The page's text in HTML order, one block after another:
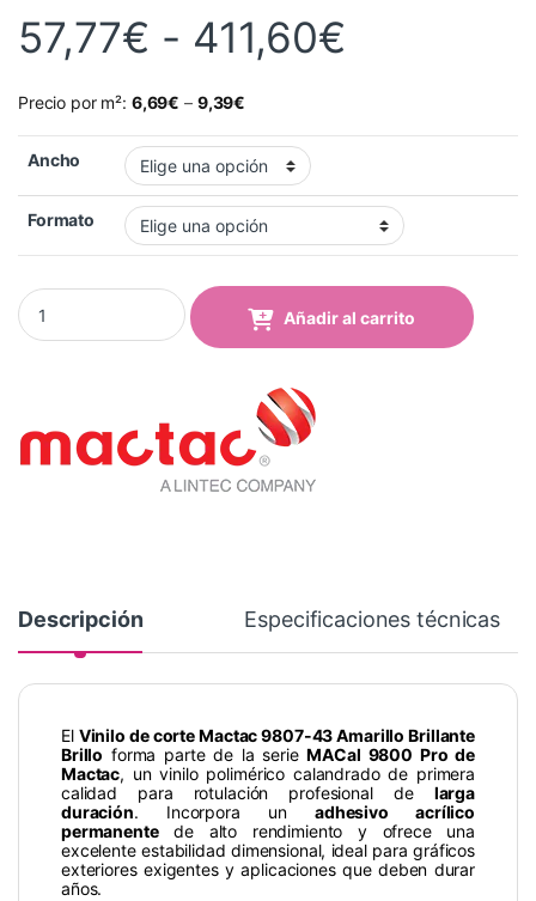
57,77€ - 411,60€
Precio por m²: 6,69€ – 9,39€
Ancho
Formato
Vinilo Mactac 9807-43 Bright Yellow Brillo quantity
Añadir al carrito
Descripción Especificaciones técnicas
El Vinilo de corte Mactac 9807-43 Amarillo Brillante
Brillo forma parte de la serieMACal 9800 Pro de
Mactac, un vinilo polimérico calandrado de primera
calidad para rotulación profesional de larga
duración. Incorpora un adhesivo acrílico
permanentede alto rendimiento y ofrece una
excelente estabilidad dimensional, ideal para gráficos
exteriores exigentes y aplicaciones que deben durar
años.